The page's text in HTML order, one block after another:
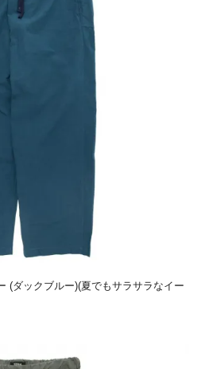
(ダックブルー)(夏でもサラサラなイー